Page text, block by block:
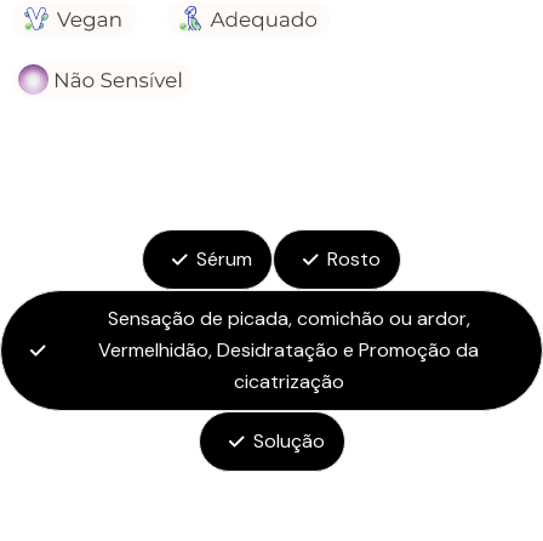
Sérum Rosto
Sensação de picada, comichão ou ardor,
Vermelhidão, Desidratação e Promoção da
cicatrização
Solução